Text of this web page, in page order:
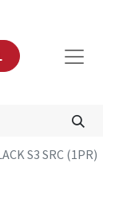
S3 SRC (1PR)